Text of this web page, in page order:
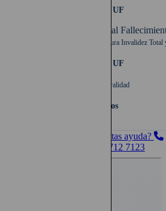
2.000 UF
Capital
Cobertura Invalidez Total
2.000 UF
Temporalidad
20 años
¿Necesitas ayuda?
+562 2712 7123